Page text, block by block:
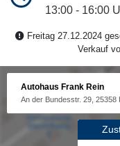
13:00 - 16:00
Freitag 27.12.2024
Verkauf
Autohaus Frank Rein
An der Bundesstr. 29, 25358